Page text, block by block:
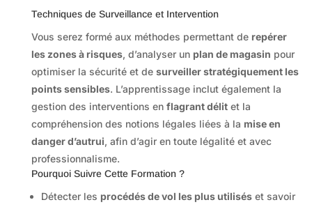
Techniques de Surveillance et Intervention
Vous serez formé aux méthodes permettant de repérer
les zones à risques, d’analyser un plan de magasin pour
optimiser la sécurité et de surveiller stratégiquement les
points sensibles. L’apprentissage inclut également la
gestion des interventions en flagrant délit et la
compréhension des notions légales liées à la mise en
danger d’autrui, afin d’agir en toute légalité et avec
professionnalisme.
Pourquoi Suivre Cette Formation ?
Détecter les procédés de vol les plus utilisés et savoir